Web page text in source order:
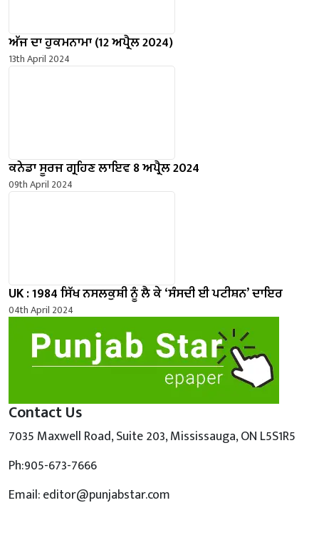
ਅੱਜ ਦਾ ਹੁਕਮਨਾਮਾ (12 ਅਪ੍ਰੈਲ 2024)
13th April 2024
ਕਨੇਡਾ ਸੂਰਜ ਗ੍ਰਹਿਣ ਲਾਇਵ 8 ਅਪ੍ਰੈਲ 2024
09th April 2024
UK : 1984 ਸਿੱਖ ਨਸਲਕੁਸ਼ੀ ਨੂੰ ਲੈ ਕੇ ‘ਸੰਸਦੀ ਈ ਪਟੀਸ਼ਨ’ ਦਾਇਰ
04th April 2024
Contact Us
7035 Maxwell Road, Suite 203, Mississauga, ON L5S1R5
Ph:905-673-7666
Email: editor@punjabstar.com